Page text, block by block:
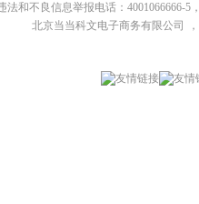
法和不良信息举报电话：4001066666-5
北京当当科文电子商务有限公司